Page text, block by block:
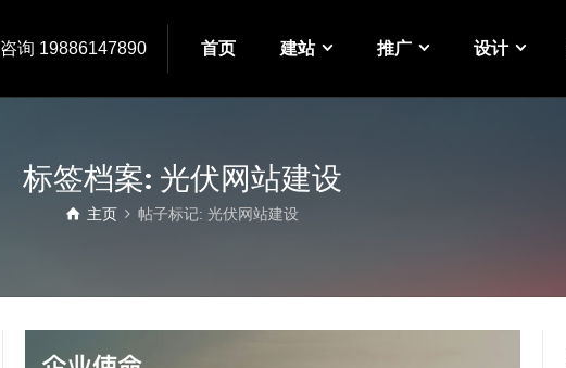
咨询 19886147890 首页 建站 推广 设计
标签档案: 光伏网站建设
主页 帖子标记: 光伏网站建设